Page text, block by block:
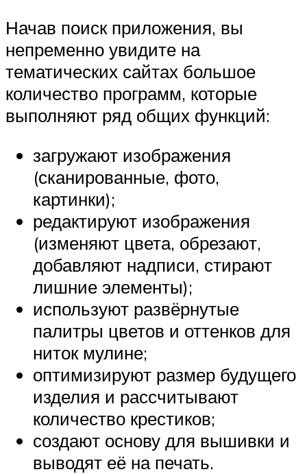
Начав поиск приложения, вы
непременно увидите на
тематических сайтах большое
количество программ, которые
выполняют ряд общих функций:
загружают изображения
(сканированные, фото,
картинки);
редактируют изображения
(изменяют цвета, обрезают,
добавляют надписи, стирают
лишние элементы);
используют развёрнутые
палитры цветов и оттенков для
ниток мулине;
оптимизируют размер будущего
изделия и рассчитывают
количество крестиков;
создают основу для вышивки и
выводят её на печать.